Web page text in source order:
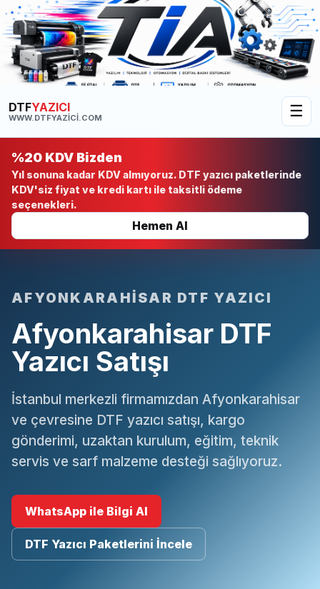
DTFYAZICI
WWW.DTFYAZICI.COM ☰
%20 KDV Bizden
Yıl sonuna kadar KDV almıyoruz. DTF yazıcı paketlerinde
KDV'siz fiyat ve kredi kartı ile taksitli ödeme
seçenekleri.
Hemen Al
AFYONKARAHISAR DTF YAZICI
Afyonkarahisar DTF
Yazıcı Satışı
İstanbul merkezli firmamızdan Afyonkarahisar
ve çevresine DTF yazıcı satışı, kargo
gönderimi, uzaktan kurulum, eğitim, teknik
servis ve sarf malzeme desteği sağlıyoruz.
WhatsApp ile Bilgi Al
DTF Yazıcı Paketlerini İncele